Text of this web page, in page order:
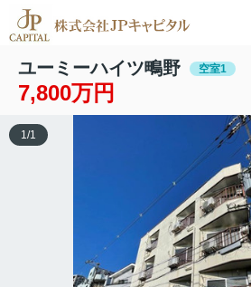
ユーミーハイツ鴫野 空室1
7,800万円
1/1